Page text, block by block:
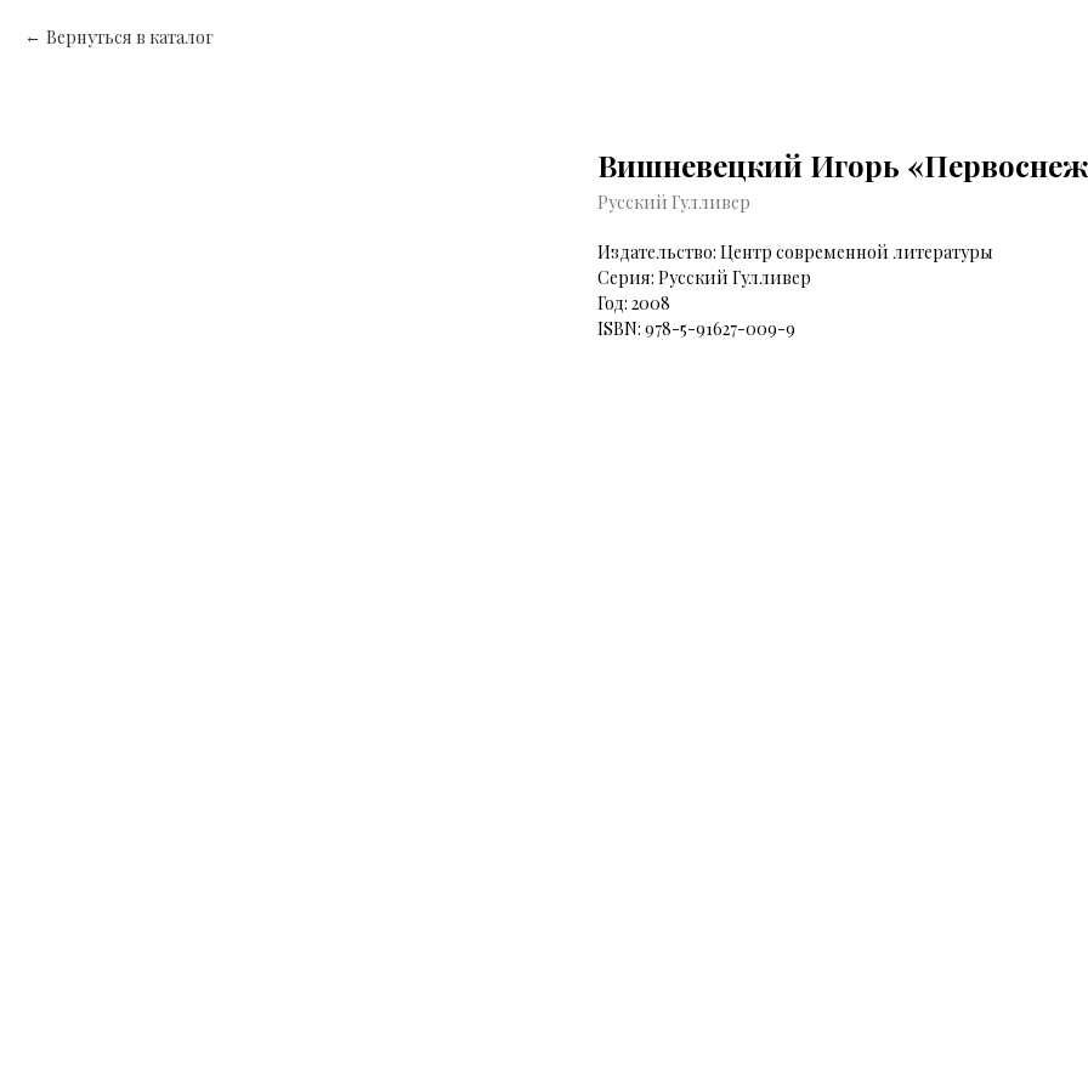
Вернуться в каталог
Вишневецкий Игорь
Русский Гулливер
Издательство: Центр современной литературы
Серия: Русский Гулливер
Год: 2008
ISBN: 978-5-91627-009-9